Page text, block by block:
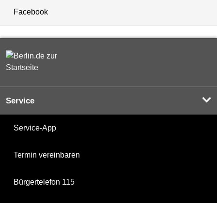
Facebook
Service
Service-App
Termin vereinbaren
Bürgertelefon 115